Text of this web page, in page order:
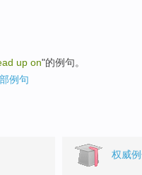
up on"的例句。
例句
权威